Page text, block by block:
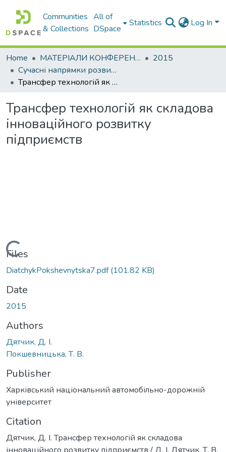
Communities
& Collections
All of
DSpace
Statistics Log In
Home МАТЕРІАЛИ КОНФЕРЕНЦІЙ
2015
Сучасні напрямки розвитку економіки і менеджменту на підприємствах України
Трансфер технологій як складова інноваційного розвитку підприємств
Трансфер технологій як складова
інноваційного розвитку
підприємств
Loading...
Files
DiatchykPokshevnytska7.pdf(101.82 KB)
Date
2015
Authors
Дятчик, Д. І.
Покшевницька, Т. В.
Publisher
Харківський національний автомобільно-дорожній
університет
Citation
Дятчик, Д. І. Трансфер технологій як складова